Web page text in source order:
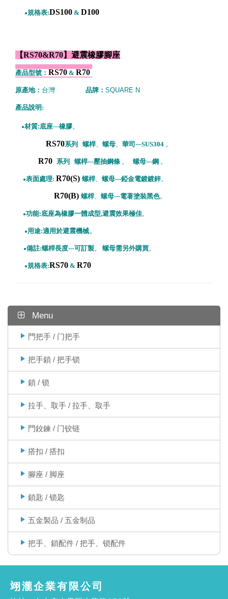
●規格表:DS100 & D100
【RS70&R70】避震橡膠腳座
產品型號： RS70 & R70
原產地： 台灣 品牌： SQUARE N
產品說明:
●材質:底座---橡膠。
RS70系列 螺桿、 螺母、 華司---SUS304 。
R70 系列 螺桿---壓抽鋼條 。 螺母---鋼 。
●表面處理: R70(S) 螺桿、 螺母---錏金電鍍鍍鋅。
R70(B) 螺桿、 螺母---電著塗裝黑色。
●功能:底座為橡膠一體成型,避震效果極佳。
●用途:適用於避震機械。
●備註:螺桿長度---可訂製。 螺母需另外購買。
●規格表:RS70 & R70
Menu
門把手 / 门把手
把手鎖 / 把手锁
鎖 / 锁
拉手、取手 / 拉手、取手
門鉸鍊 / 门铰链
搭扣 / 搭扣
腳座 / 脚座
鎖匙 / 锁匙
五金製品 / 五金制品
把手、鎖配件 / 把手、锁配件
翊瀧企業有限公司